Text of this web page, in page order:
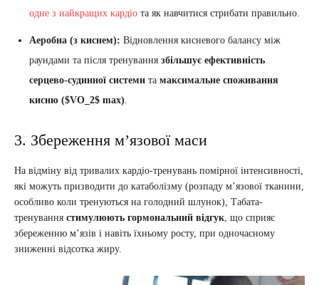
одне з найкращих кардіо та як навчитися стрибати правильно.
Аеробна (з киснем): Відновлення кисневого балансу між
раундами та після тренування збільшує ефективність
серцево-судинної системи та максимальне споживання
кисню ($VO_2$ max).
3. Збереження м’язової маси
На відміну від тривалих кардіо-тренувань помірної інтенсивності,
які можуть призводити до катаболізму (розпаду м’язової тканини,
особливо коли тренуються на голодний шлунок), Табата-
тренування стимулюють гормональний відгук, що сприяє
збереженню м’язів і навіть їхньому росту, при одночасному
зниженні відсотка жиру.